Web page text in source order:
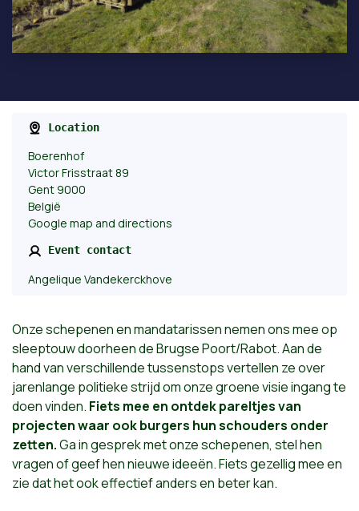
Location
Boerenhof
Victor Frisstraat 89
Gent 9000
België
Google map and directions
Event contact
Angelique Vandekerckhove
Onze schepenen en mandatarissen nemen ons mee op
sleeptouw doorheen de Brugse Poort/Rabot. Aan de
hand van verschillende tussenstops vertellen ze over
jarenlange politieke strijd om onze groene visie ingang te
doen vinden. Fiets mee en ontdek pareltjes van
projecten waar ook burgers hun schouders onder
zetten.Ga in gesprek met onze schepenen, stel hen
vragen of geef hen nieuwe ideeën. Fiets gezellig mee en
zie dat het ook effectief anders en beter kan.